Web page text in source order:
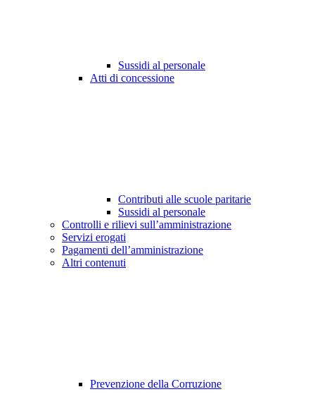
Sussidi al personale
Atti di concessione
Contributi alle scuole paritarie
Sussidi al personale
Controlli e rilievi sull’amministrazione
Servizi erogati
Pagamenti dell’amministrazione
Altri contenuti
Prevenzione della Corruzione